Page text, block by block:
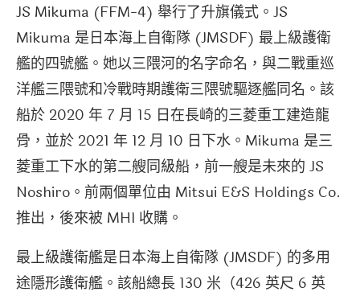
JS Mikuma (FFM-4) 舉行了升旗儀式。JS
Mikuma 是日本海上自衛隊 (JMSDF) 最上級護衛
艦的四號艦。她以三隈河的名字命名，與二戰重巡
洋艦三隈號和冷戰時期護衛三隈號驅逐艦同名。該
船於 2020 年 7 月 15 日在長崎的三菱重工建造龍
骨，並於 2021 年 12 月 10 日下水。Mikuma 是三
菱重工下水的第二艘同級船，前一艘是未來的 JS
Noshiro。前兩個單位由 Mitsui E&S Holdings Co.
推出，後來被 MHI 收購。
最上級護衛艦是日本海上自衛隊 (JMSDF) 的多用
途隱形護衛艦。該船總長 130 米（426 英尺 6 英